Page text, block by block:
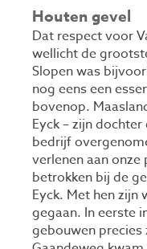
Houten gevel
Dat respect voor
wellicht de
Slopen was
nog eens een
bovenop.
Eyck – zijn
bedrijf
verlenen aan
betrokken bij de
Eyck. Met hen zijn
gegaan. In eerste
gebouwen precies